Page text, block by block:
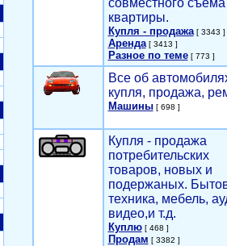
совместного съема
квартиры.
Купля - продажа[ 3343 ]
Аренда[ 3413 ]
Разное по теме[ 773 ]
Все об
купля, продажа,
Машины[ 698 ]
Купля - продажа
потребительских
товаров, новых и
подержаных.
техника, мебель,
видео,и т.д.
Куплю[ 468 ]
Продам [ 3382 ]